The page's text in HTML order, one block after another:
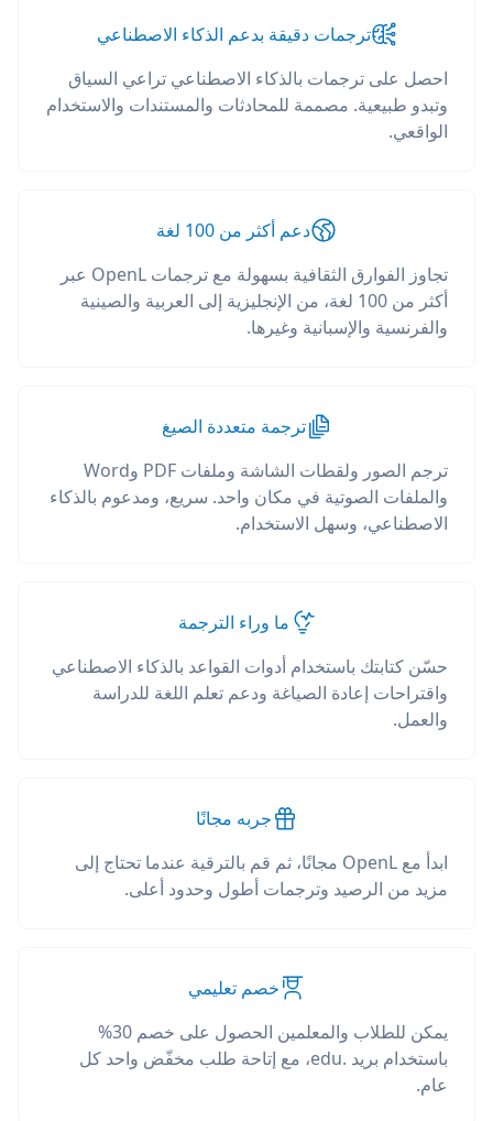
ترجمات دقيقة بدعم الذكاء الاصطناعي
احصل على ترجمات بالذكاء الاصطناعي تراعي السياق
وتبدو طبيعية. مصممة للمحادثات والمستندات والاستخدام
الواقعي.
دعم أكثر من 100 لغة
تجاوز الفوارق الثقافية بسهولة مع ترجمات OpenL عبر
أكثر من 100 لغة، من الإنجليزية إلى العربية والصينية
والفرنسية والإسبانية وغيرها.
ترجمة متعددة الصيغ
ترجم الصور ولقطات الشاشة وملفات PDF وWord
والملفات الصوتية في مكان واحد. سريع، ومدعوم بالذكاء
الاصطناعي، وسهل الاستخدام.
ما وراء الترجمة
حسّن كتابتك باستخدام أدوات القواعد بالذكاء الاصطناعي
واقتراحات إعادة الصياغة ودعم تعلم اللغة للدراسة
والعمل.
جربه مجانًا
ابدأ مع OpenL مجانًا، ثم قم بالترقية عندما تحتاج إلى
مزيد من الرصيد وترجمات أطول وحدود أعلى.
خصم تعليمي
يمكن للطلاب والمعلمين الحصول على خصم 30%
باستخدام بريد .edu، مع إتاحة طلب مخفّض واحد كل
عام.